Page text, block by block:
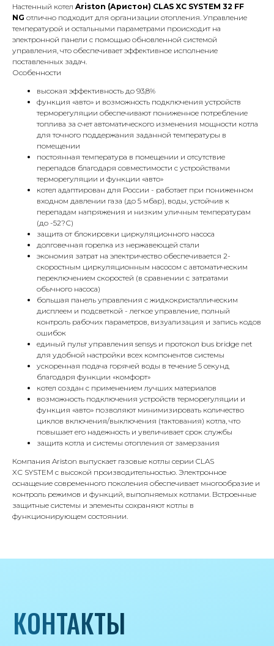
Настенный котел Ariston (Аристон) CLAS XС SYSTEM 32 FF
NG отлично подходит для организации отопления. Управление
температурой и остальными параметрами происходит на
электронной панели с помощью обновленной системой
управления, что обеспечивает эффективное исполнение
поставленных задач.
Особенности
высокая эффективность до 93,8%
функция «авто» и возможность подключения устройств
терморегуляции обеспечивают пониженное потребление
топлива за счет автоматического изменения мощности котла
для точного поддержания заданной температуры в
помещении
постоянная температура в помещении и отсутствие
перепадов благодаря совместимости с устройствами
терморегуляции и функции «авто»
котел адаптирован для России - работает при пониженном
входном давлении газа (до 5 мбар), воды, устойчив к
перепадам напряжения и низким уличным температурам
(до -52?С)
защита от блокировки циркуляционного насоса
долговечная горелка из нержавеющей стали
экономия затрат на электричество обеспечивается 2-
скоростным циркуляционным насосом с автоматическим
переключением скоростей (в сравнении с затратами
обычного насоса)
большая панель управления с жидкокристаллическим
дисплеем и подсветкой - легкое управление, полный
контроль рабочих параметров, визуализация и запись кодов
ошибок
единый пульт управления sensys и протокол bus bridge net
для удобной настройки всех компонентов системы
ускоренная подача горячей воды в течение 5 секунд
благодаря функции «комфорт»
котел создан с применением лучших материалов
возможность подключения устройств терморегуляции и
функция «авто» позволяют минимизировать количество
циклов включения/выключения (тактования) котла, что
повышает его надежность и увеличивает срок службы
защита котла и системы отопления от замерзания
Компания Ariston выпускает газовые котлы серии CLAS
XС SYSTEM с высокой производительностью. Электронное
оснащение современного поколения обеспечивает многообразие и
контроль режимов и функций, выполняемых котлами. Встроенные
защитные системы и элементы сохраняют котлы в
функционирующем состоянии.
Адрес
Г.Москва Волоколамское шоссе,
71/22к2
Пн-вс с 9:00 до 18:00
Телефон
8 495 233-79-79
Почта
iceicemarket@yandex.ru
8 985 233-79-79
КОНТАКТЫ